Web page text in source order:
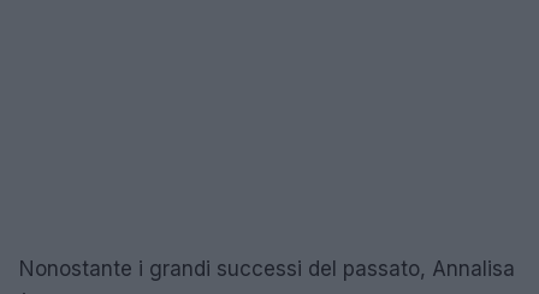
Nonostante i grandi successi del passato, Annalisa